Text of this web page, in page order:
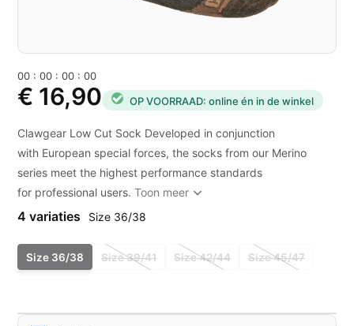
00 :00 :00 :00
€ 16,90 OP VOORRAAD: online én in de winkel
Clawgear Low Cut Sock Developed in conjunction
with European special forces, the socks from our Merino
series meet the highest performance standards
for professional users.Toon meer
4 variaties Size 36/38
Size 36/38 Size 39/41 Size 42/44 Size 45/47